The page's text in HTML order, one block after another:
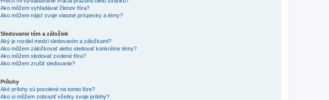
Ako môžem vyhľadávať členov fóra?
Ako môžem nájsť svoje vlastné príspevky a témy?
Sledovanie tém a záložiek
Aký je rozdiel medzi sledovaním a záložkami?
Ako môžem záložkovať alebo sledovať konkrétne témy?
Ako môžem sledovať zvolené fóra?
Ako môžem zrušiť sledovanie?
Prílohy
Aké prílohy sú povolené na tomto fóre?
Ako si môžem zobraziť všetky svoje prílohy?